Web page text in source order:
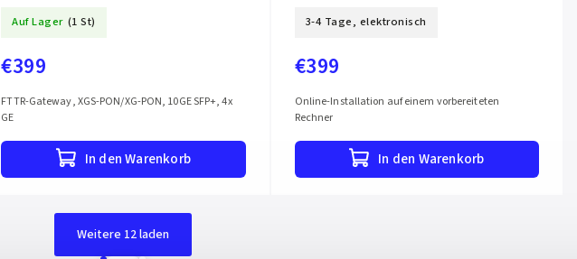
Auf Lager (1 St)
€399
In den Warenkorb
FTTR-Gateway, XGS-PON/XG-PON, 10GE SFP+, 4x
GE
3-4 Tage, elektronisch
€399
In den Warenkorb
Online-Installation auf einem vorbereiteten
Rechner
Weitere 12 laden